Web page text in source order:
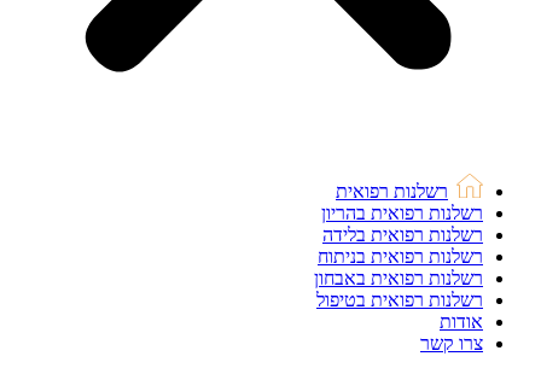
רשלנות רפואית
רשלנות רפואית בהריון
רשלנות רפואית בלידה
רשלנות רפואית בניתוח
רשלנות רפואית באבחון
רשלנות רפואית בטיפול
אודות
צרו קשר